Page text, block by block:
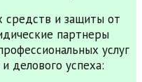
и защиты от
партнеры
услуг
делового успеха: